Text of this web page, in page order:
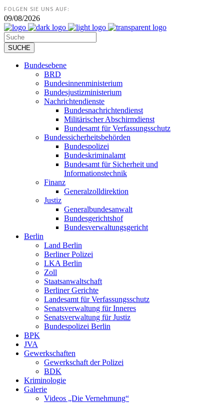
FOLGEN SIE UNS AUF:
09/08/2026
Bundesebene
BRD
Bundesinnenministerium
Bundesjustizministerium
Nachrichtendienste
Bundesnachrichtendienst
Militärischer Abschirmdienst
Bundesamt für Verfassungsschutz
Bundessicherheitsbehörden
Bundespolizei
Bundeskriminalamt
Bundesamt für Sicherheit und
Informationstechnik
Finanz
Generalzolldirektion
Justiz
Generalbundesanwalt
Bundesgerichtshof
Bundesverwaltungsgericht
Berlin
Land Berlin
Berliner Polizei
LKA Berlin
Zoll
Staatsanwaltschaft
Berliner Gerichte
Landesamt für Verfassungsschutz
Senatsverwaltung für Inneres
Senatsverwaltung für Justiz
Bundespolizei Berlin
BPK
JVA
Gewerkschaften
Gewerkschaft der Polizei
BDK
Kriminologie
Galerie
Videos „Die Vernehmung“